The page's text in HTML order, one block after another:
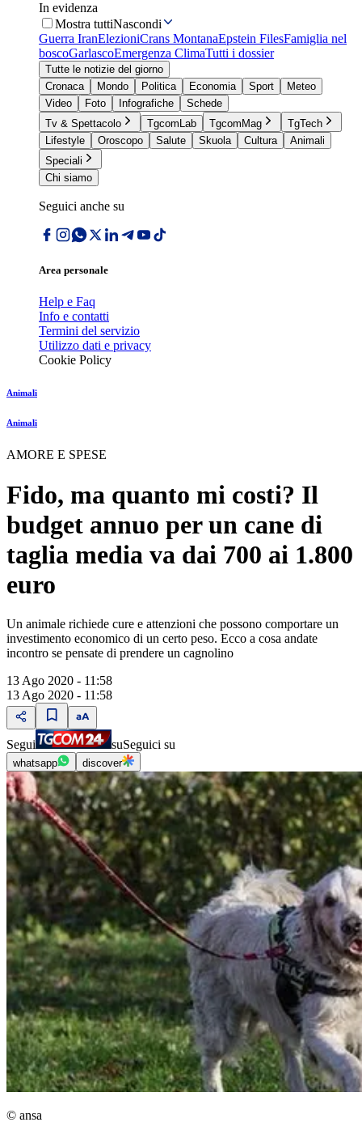
In evidenza
Mostra tuttiNascondi
Guerra IranElezioniCrans MontanaEpstein FilesFamiglia nel
boscoGarlascoEmergenza ClimaTutti i dossier
Tutte le notizie del giorno
Cronaca
Mondo Politica Economia Sport
Meteo
Video
Foto Infografiche
Schede
Tv & Spettacolo
TgcomLab TgcomMag
TgTech
Lifestyle
Oroscopo Salute Skuola Cultura
Animali
Speciali
Chi siamo
Seguici anche su
Area personale
Help e Faq
Info e contatti
Termini del servizio
Utilizzo dati e privacy
Cookie Policy
Animali
Animali
AMORE E SPESE
Fido, ma quanto mi costi? Il
budget annuo per un cane di
taglia media va dai 700 ai 1.800
euro
Un animale richiede cure e attenzioni che possono comportare un
investimento economico di un certo peso. Ecco a cosa andate
incontro se pensate di prendere un cagnolino
13 Ago 2020 - 11:58
13 Ago 2020 - 11:58
Segui suSeguici su
whatsapp discover
© ansa